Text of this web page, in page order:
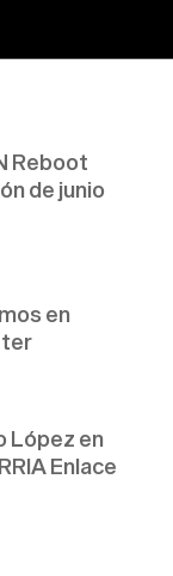
Reboot
de junio
en
López en
Enlace